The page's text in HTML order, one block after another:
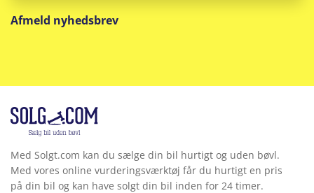
Afmeld nyhedsbrev
Med Solgt.com kan du sælge din bil hurtigt og uden bøvl.
Med vores online vurderingsværktøj får du hurtigt en pris
på din bil og kan have solgt din bil inden for 24 timer.